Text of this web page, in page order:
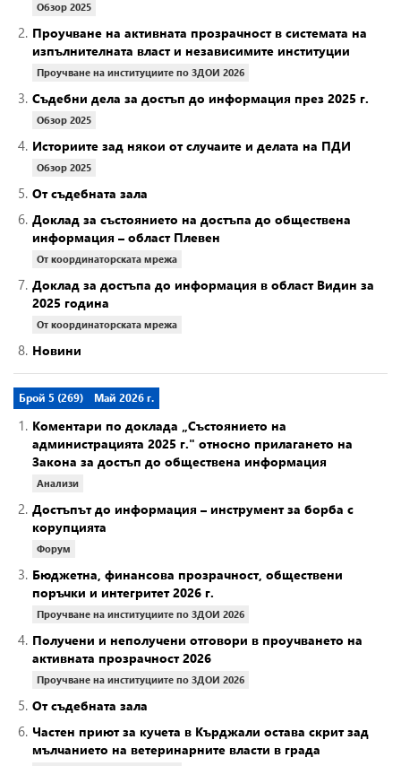
Обзор 2025
2. Проучване на активната прозрачност в системата на
изпълнителната власт и независимите институции
Проучване на институциите по ЗДОИ 2026
3. Съдебни дела за достъп до информация през 2025 г.
Обзор 2025
4. Историите зад някои от случаите и делата на ПДИ
Обзор 2025
5. От съдебната зала
6. Доклад за състоянието на достъпа до обществена
информация – област Плевен
От координаторската мрежа
7. Доклад за достъпа до информация в област Видин за
2025 година
От координаторската мрежа
8. Новини
Брой 5 (269) Май 2026 г.
1. Коментари по доклада „Състоянието на
администрацията 2025 г." относно прилагането на
Закона за достъп до обществена информация
Анализи
2. Достъпът до информация – инструмент за борба с
корупцията
Форум
3. Бюджетна, финансова прозрачност, обществени
поръчки и интегритет 2026 г.
Проучване на институциите по ЗДОИ 2026
4. Получени и неполучени отговори в проучването на
активната прозрачност 2026
Проучване на институциите по ЗДОИ 2026
5. От съдебната зала
6. Частен приют за кучета в Кърджали остава скрит зад
мълчанието на ветеринарните власти в града